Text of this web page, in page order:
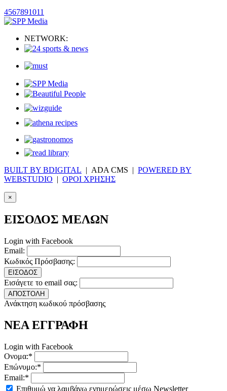
4567891011
NETWORK:
BUILT BY BDIGITAL | ADA CMS | POWERED BY
WEBSTUDIO | ΟΡΟΙ ΧΡΗΣΗΣ
×
ΕΙΣΟΔΟΣ ΜΕΛΩΝ
Login with Facebook
Email:
Κωδικός Πρόσβασης:
ΕΙΣΟΔΟΣ
Εισάγετε το email σας:
ΑΠΟΣΤΟΛΗ
Ανάκτηση κωδικού πρόσβασης
ΝΕΑ ΕΓΓΡΑΦΗ
Login with Facebook
Ονομα:*
Επώνυμο:*
Email:*
Επιθυμώ να λαμβάνω ενημερώσεις μέσω Newsletter